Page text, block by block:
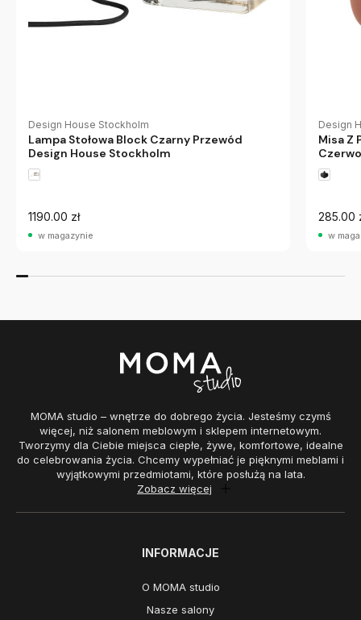
Design House Stockholm
Lampa Stołowa Block Czarny Przewód
Design House Stockholm
1190.00 zł
w magazynie
Design
Misa Z
285.00
w
MOMA studio – wnętrze do dobrego życia. Jesteśmy czymś
więcej, niż salonem meblowym i sklepem internetowym.
Tworzymy dla Ciebie miejsca ciepłe, żywe, komfortowe, idealne
do celebrowania życia. Chcemy wypełniać je pięknymi meblami i
wyjątkowymi przedmiotami, które posłużą na lata.
Zobacz więcej
INFORMACJE
O MOMA studio
Nasze salony